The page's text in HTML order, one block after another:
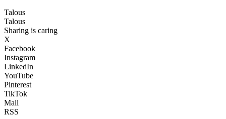
Talous
Talous
Sharing is caring
X
Facebook
Instagram
LinkedIn
YouTube
Pinterest
TikTok
Mail
RSS